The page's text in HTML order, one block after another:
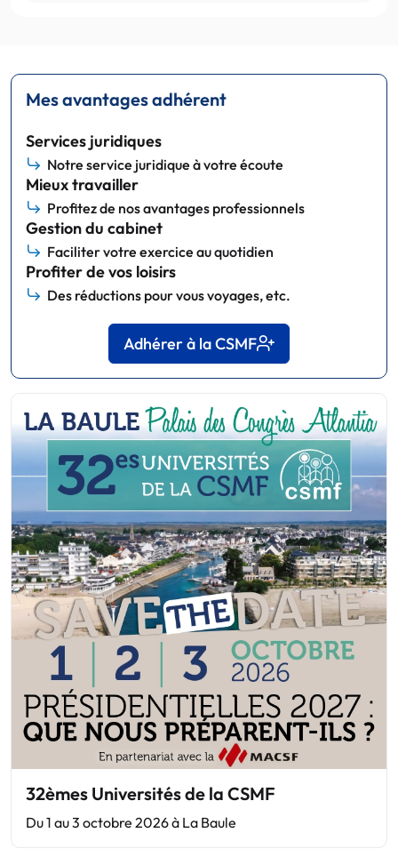
Mes avantages adhérent
Services juridiques
Notre service juridique à votre écoute
Mieux travailler
Profitez de nos avantages professionnels
Gestion du cabinet
Faciliter votre exercice au quotidien
Profiter de vos loisirs
Des réductions pour vous voyages, etc.
Adhérer à la CSMF
32èmes Universités de la CSMF
Du 1 au 3 octobre 2026 à La Baule